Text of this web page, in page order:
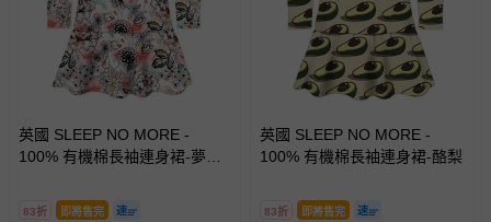
英國 SLEEP NO MORE -
100% 有機棉長袖連身裙-夢花
83折 即將售完
英國 SLEEP NO MORE -
100% 有機棉長袖連身裙-酪梨
83折 即將售完